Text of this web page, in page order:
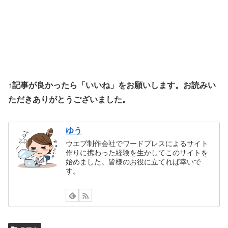
↑記事が良かったら「いいね」をお願いします。お読みい
ただきありがとうございました。
ゆう
ウエブ制作会社でワードプレスによるサイト
作りに携わった経験を生かしてこのサイトを
始めました。皆様のお役に立てれば幸いで
す。